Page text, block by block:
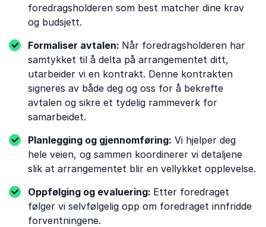
foredragsholderen som best matcher dine krav
og budsjett.
Formaliser avtalen: Når foredragsholderen har
samtykket til å delta på arrangementet ditt,
utarbeider vi en kontrakt. Denne kontrakten
signeres av både deg og oss for å bekrefte
avtalen og sikre et tydelig rammeverk for
samarbeidet.
Planlegging og gjennomføring: Vi hjelper deg
hele veien, og sammen koordinerer vi detaljene
slik at arrangementet blir en vellykket opplevelse.
Oppfølging og evaluering: Etter foredraget
følger vi selvfølgelig opp om foredraget innfridde
forventningene.